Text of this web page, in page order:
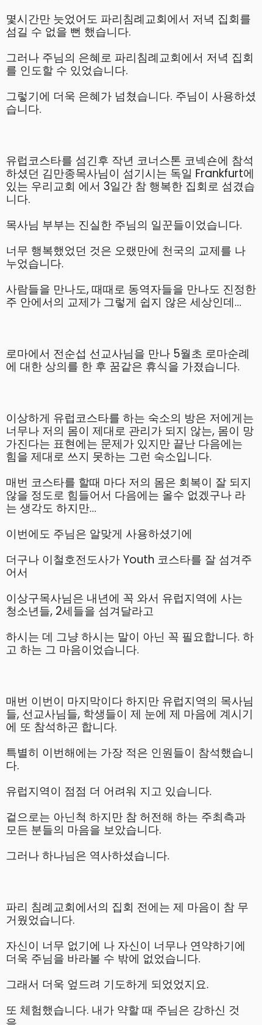
20
DECEMBER
MERRY CHRISTMAS &
HAPPY NEW YEAR!
27주년 감사예배에서
몇시간만 늣었어도 파리침례교회에서 저녁 집회를
섬길 수 없을 뻔 했습니다.
그러나 주님의 은혜로 파리침례교회에서 저녁 집회
를 인도할 수 있었습니다.
그렇기에 더욱 은혜가 넘쳤습니다. 주님이 사용하셨
습니다.
유럽코스타를 섬긴후 작년 코너스톤 코넥숀에 참석
하셨던 김만종목사님이 섬기시는 독일 Frankfurt에
있는 우리교회 에서 3일간 참 행복한 집회로 섬겼습
니다.
목사님 부부는 진실한 주님의 일꾼들이었습니다.
너무 행복했었던 것은 오랬만에 천국의 교제를 나
누었습니다.
사람들을 만나도, 때때로 동역자들을 만나도 진정한
주 안에서의 교제가 그렇게 쉽지 않은 세상인데…
로마에서 전순섭 선교사님을 만나 5월초 로마순례
에 대한 상의를 한 후 꿈같은 휴식을 가졌습니다.
이상하게 유럽코스타를 하는 숙소의 방은 저에게는
너무나 저의 몸이 제대로 관리가 되지 않는, 몸이 망
가진다는 표현에는 문제가 있지만 끝난 다음에는
힘을 제대로 쓰지 못하는 그런 숙소입니다.
매번 코스타를 할때 마다 저의 몸은 회복이 잘 되지
않을 정도로 힘들어서 다음에는 올수 없겠구나 라
는 생각도 하지만…
이번에도 주님은 알맞게 사용하셨기에
더구나 이철호전도사가 Youth 코스타를 잘 섬겨주
어서
이상구목사님은 내년에 꼭 와서 유럽지역에 사는
청소년들, 2세들을 섬겨달라고
하시는 데 그냥 하시는 말이 아닌 꼭 필요합니다. 하
고 하는 그 마음이었습니다.
매번 이번이 마지막이다 하지만 유럽지역의 목사님
들, 선교사님들, 학생들이 제 눈에 제 마음에 계시기
에 또 참석하곤 합니다.
특별히 이번해에는 가장 적은 인원들이 참석했습니
다.
유럽지역이 점점 더 어려워 지고 있습니다.
겉으로는 아닌척 하지만 참 허전해 하는 주최측과
모든 분들의 마음을 보았습니다.
그러나 하나님은 역사하셨습니다.
파리 침례교회에서의 집회 전에는 제 마음이 참 무
거웠었습니다.
자신이 너무 없기에 나 자신이 너무나 연약하기에
더욱 주님을 바라볼 수 밖에 없었습니다.
그래서 더욱 엎드려 기도하게 되었었지요.
또 체험했습니다. 내가 약할 때 주님은 강하신 것